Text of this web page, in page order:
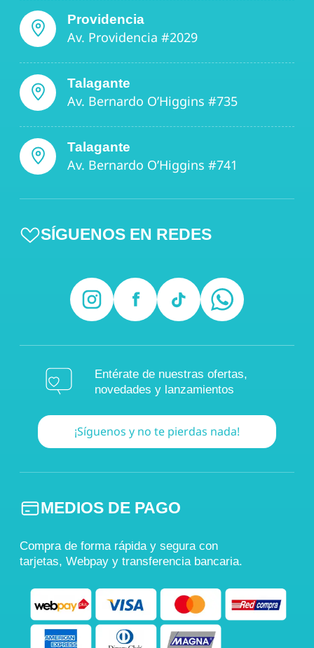
Providencia
Av. Providencia #2029
Talagante
Av. Bernardo O’Higgins #735
Talagante
Av. Bernardo O’Higgins #741
SÍGUENOS EN REDES
Entérate de nuestras ofertas,
novedades y lanzamientos
¡Síguenos y no te pierdas nada!
MEDIOS DE PAGO
Compra de forma rápida y segura con
tarjetas, Webpay y transferencia bancaria.